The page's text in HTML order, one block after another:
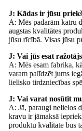
J: Kādas ir jūsu
A: Mēs padarām katru
augstas kvalitātes
jūsu rīcībā. Visas jūsu
J: Vai jūs esat
A: Mēs esam fabrika,
varam palīdzēt jums
lielisko tirdzniecības
J: Vai varat nosūtīt
A: Jā, paraugi nelielos
kravu ir jāmaksā
produktu kvalitāte būs